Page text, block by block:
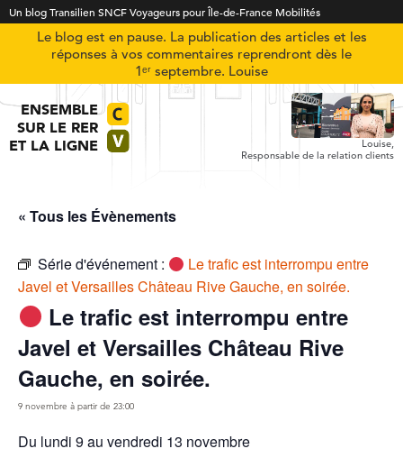
Un blog Transilien SNCF Voyageurs pour Île-de-France Mobilités
Le blog est en pause. La publication des articles et les
réponses à vos commentaires reprendront dès le
1ᵉʳ septembre. Louise
ENSEMBLE
SUR LE RER
ET LA LIGNE
Louise,
Responsable de la relation clients
« Tous les Évènements
Série d'événement :
Le trafic est interrompu entre
Javel et Versailles Château Rive Gauche, en soirée.
Le trafic est interrompu entre
Javel et Versailles Château Rive
Gauche, en soirée.
9 novembre à partir de 23:00
Du lundi 9 au vendredi 13 novembre